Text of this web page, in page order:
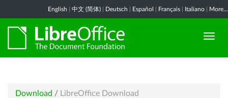
English 中文 (简体) Deutsch Español Français Italiano More...
Download / LibreOffice Download